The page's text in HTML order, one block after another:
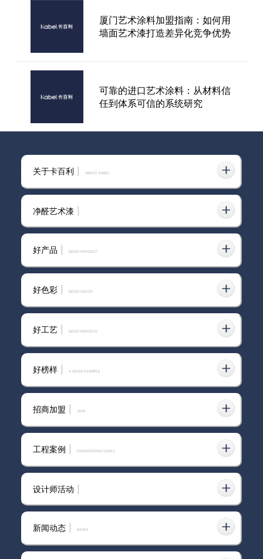
意大利卡百利艺术涂料·软装马卡
龙色彩系列之牛油果绿
厦门艺术涂料加盟指南：如何用
墙面艺术漆打造差异化竞争优势
可靠的进口艺术涂料：从材料信
任到体系可信的系统研究
色+现代美式风格，典雅温柔~
意大利卡百利艺术涂料·软装——
加盟哪家强？答案等你探寻！
关于卡百利 ABOUT KABEL
净醛艺术漆
好产品 GOOD PRODUCT
好色彩 GOOD COLOR
好工艺 GOOD PROCESS
好榜样 A GOOD EXAMPLE
招商加盟 join
工程案例 ENGINEERING CASES
设计师活动
新闻动态 news